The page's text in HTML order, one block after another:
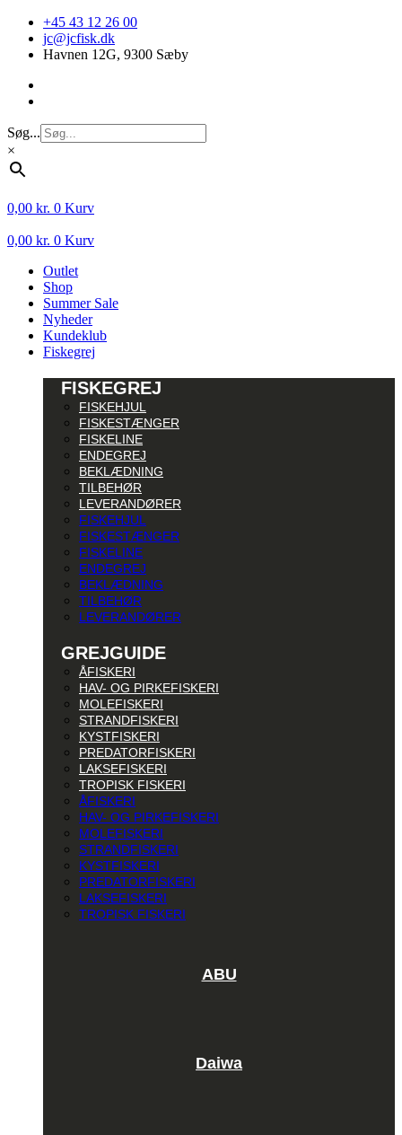
Videre
indhold
+45 43 12 26 00
jc@jcfisk.dk
Havnen 12G, 9300 Sæby
Søg...
×
0,00 kr. 0 Kurv
0,00 kr. 0 Kurv
Outlet
Shop
Summer Sale
Nyheder
Kundeklub
Fiskegrej
FISKEGREJ
FISKEHJUL
FISKESTÆNGER
FISKELINE
ENDEGREJ
BEKLÆDNING
TILBEHØR
LEVERANDØRER
FISKEHJUL
FISKESTÆNGER
FISKELINE
ENDEGREJ
BEKLÆDNING
TILBEHØR
LEVERANDØRER
GREJGUIDE
ÅFISKERI
HAV- OG PIRKEFISKERI
MOLEFISKERI
STRANDFISKERI
KYSTFISKERI
PREDATORFISKERI
LAKSEFISKERI
TROPISK FISKERI
ÅFISKERI
HAV- OG PIRKEFISKERI
MOLEFISKERI
STRANDFISKERI
KYSTFISKERI
PREDATORFISKERI
LAKSEFISKERI
TROPISK FISKERI
ABU
Daiwa